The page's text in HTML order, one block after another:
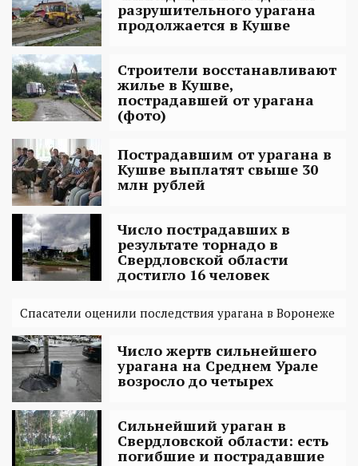
разрушительного урагана
продолжается в Кушве
Строители восстанавливают
жилье в Кушве,
пострадавшей от урагана
(фото)
Пострадавшим от урагана в
Кушве выплатят свыше 30
млн рублей
Число пострадавших в
результате торнадо в
Свердловской области
достигло 16 человек
Спасатели оценили последствия урагана в Воронеже
Число жертв сильнейшего
урагана на Среднем Урале
возросло до четырех
Сильнейший ураган в
Свердловской области: есть
погибшие и пострадавшие